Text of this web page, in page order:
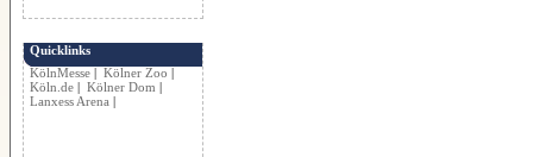
Quicklinks
KölnMesse
Kölner Zoo
Köln.de
Kölner Dom
Lanxess Arena